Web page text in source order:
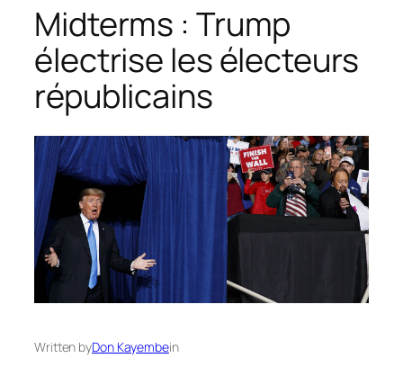
Midterms : Trump
électrise les électeurs
républicains
Written byDon Kayembein